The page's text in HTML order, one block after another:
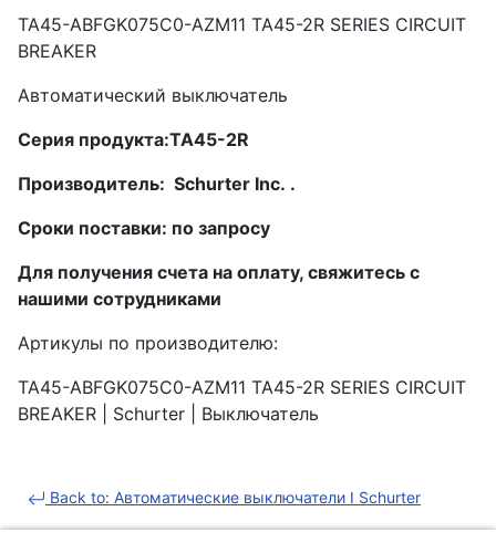
TA45-ABFGK075C0-AZM11 TA45-2R SERIES CIRCUIT
BREAKER
Автоматический выключатель
Серия продукта:TA45-2R
Производитель: Schurter Inc. .
Сроки поставки: по запросу
Для получения счета на оплату, свяжитесь с
нашими сотрудниками
Артикулы по производителю:
TA45-ABFGK075C0-AZM11 TA45-2R SERIES CIRCUIT
BREAKER | Schurter | Выключатель
Back to: Автоматические выключатели I Schurter